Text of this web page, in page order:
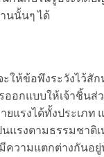
านนั้นๆ ได้
ห้ข้อพึงระวังไว้สัก
ออกแบบให้เจ้าชิ้น
แรงได้ทั้งประเภท
นแรงตามธรรมช
วามแตกต่างกันอ